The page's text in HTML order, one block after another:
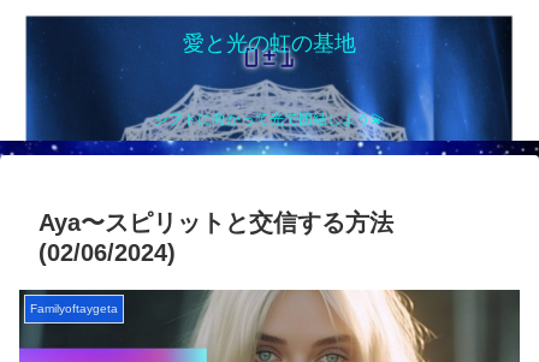
愛と光の虹の基地
シフトに向かって光で団結しよう💫
Aya〜スピリットと交信する方法
(02/06/2024)
Familyoftaygeta